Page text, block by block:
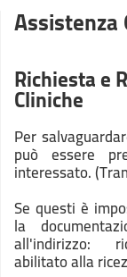
Richiesta e
Cliniche
Per
può essere
interessato.
Se questi è
la
all'indirizzo:
abilitato alla